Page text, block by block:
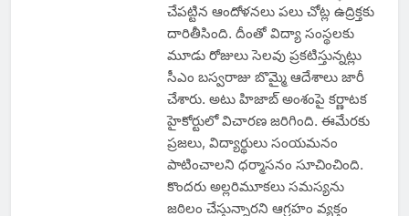
చేపట్టిన ఆందోళనలు పలు చోట్ల ఉద్రిక్తకు
దారితీసింది. దీంతో విద్యా సంస్థలకు
మూడు రోజులు సెలవు ప్రకటిస్తున్నట్లు
సీఎం బస్వరాజు బొమ్మై ఆదేశాలు జారీ
చేశారు. అటు హిజాబ్ అంశంపై కర్ణాటక
హైకోర్టులో విచారణ జరిగింది. ఈమేరకు
ప్రజలు, విద్యార్థులు సంయమనం
పాటించాలని ధర్మాసనం సూచించింది.
కొందరు అల్లరిమూకలు సమస్యను
జఠిలం చేస్తున్నారని ఆగ్రహం వ్యక్తం